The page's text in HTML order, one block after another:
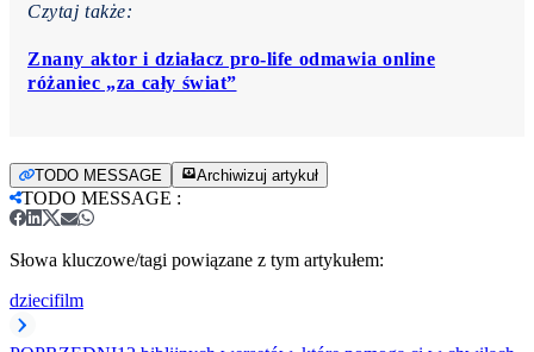
Czytaj także:
Znany aktor i działacz pro-life odmawia online
różaniec „za cały świat”
TODO MESSAGE Archiwizuj artykuł
TODO MESSAGE :
Słowa kluczowe/tagi powiązane z tym artykułem:
dziecifilm